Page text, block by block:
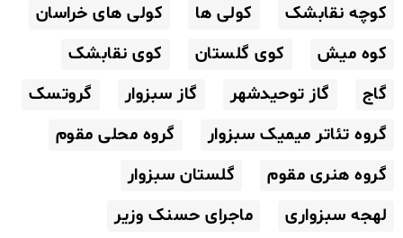
کوچه نقابشک
کولی ها
کولی های خراسان
کوه میش
کوی گلستان
کوی نقابشک
گاج
گاز توحیدشهر گاز سبزوار
گروتسک
گروه تئاتر میمیک سبزوار
گروه محلی مقوم
گروه هنری مقوم
گلستان سبزوار
لهجه سبزواری
ماجرای حسنک وزیر